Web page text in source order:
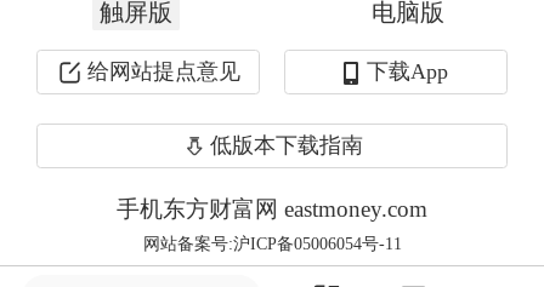
会议还采取以会代训的方式，结合经典
案例，重点剖析违法违规问题，以案说
场主体规范意识。
新客立享多重专业炒股工具，助您高效
触屏版 电脑版
给网站提点意见 下载App
低版本下载指南
手机东方财富网 eastmoney.com
网站备案号:沪ICP备05006054号-11